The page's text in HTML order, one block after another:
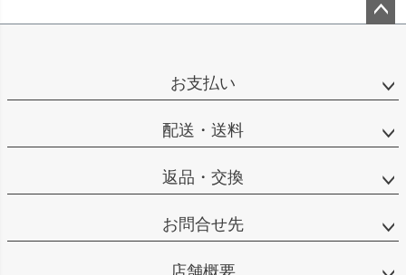
お支払い
配送・送料
返品・交換
お問合せ先
店舗概要